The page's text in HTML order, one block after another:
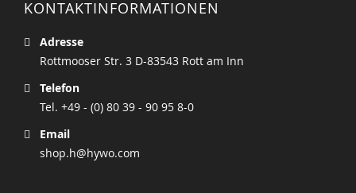
KONTAKTINFORMATIONEN
Adresse
Rottmooser Str. 3 D-83543 Rott am Inn
Telefon
Tel. +49 - (0) 80 39 - 90 95 8-0
Email
shop.h@hywo.com